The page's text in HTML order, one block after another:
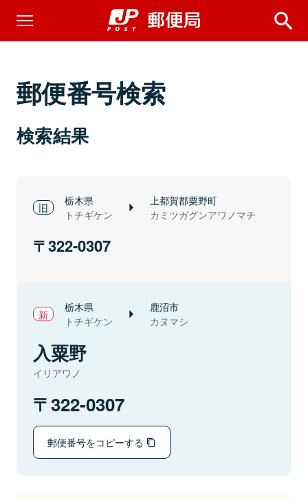
郵便番号検索
検索結果
栃木県
トチギケン
上都賀郡粟野町
カミツガグンアワノマチ
322-0307
栃木県
トチギケン
鹿沼市
カヌマシ
入粟野
イリアワノ
322-0307
郵便番号をコピーする